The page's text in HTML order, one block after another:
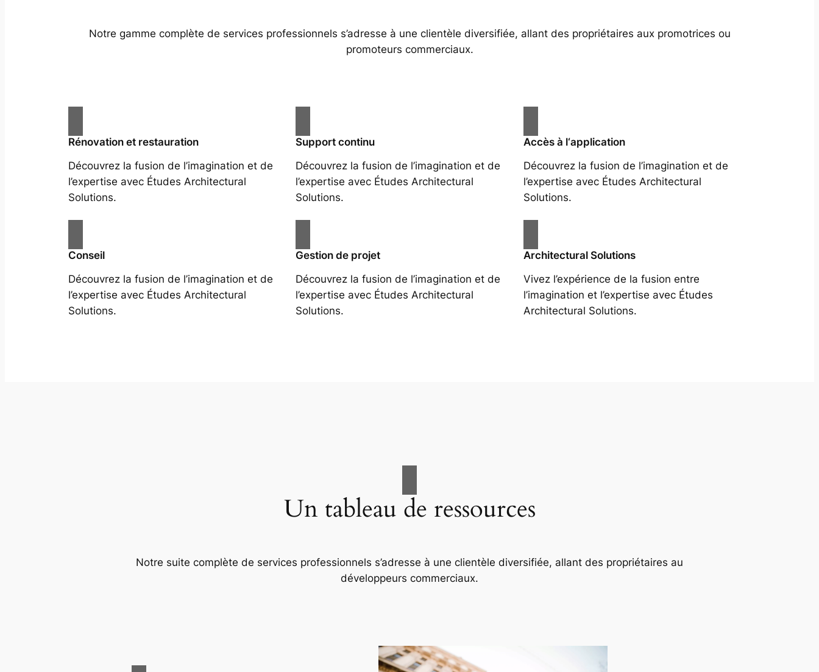
Notre gamme complète de services professionnels s’adresse à une clientèle diversifiée, allant des propriétaires aux promotrices ou
promoteurs commerciaux.
Rénovation et restauration
Découvrez la fusion de l’imagination et de
l’expertise avec Études Architectural
Solutions.
Support continu
Découvrez la fusion de l’imagination et de
l’expertise avec Études Architectural
Solutions.
Accès à l‘application
Découvrez la fusion de l’imagination et de
l’expertise avec Études Architectural
Solutions.
Conseil
Découvrez la fusion de l’imagination et de
l’expertise avec Études Architectural
Solutions.
Gestion de projet
Découvrez la fusion de l’imagination et de
l’expertise avec Études Architectural
Solutions.
Architectural Solutions
Vivez l’expérience de la fusion entre
l’imagination et l’expertise avec Études
Architectural Solutions.
Un tableau de ressources
Notre suite complète de services professionnels s’adresse à une clientèle diversifiée, allant des propriétaires au
développeurs commerciaux.